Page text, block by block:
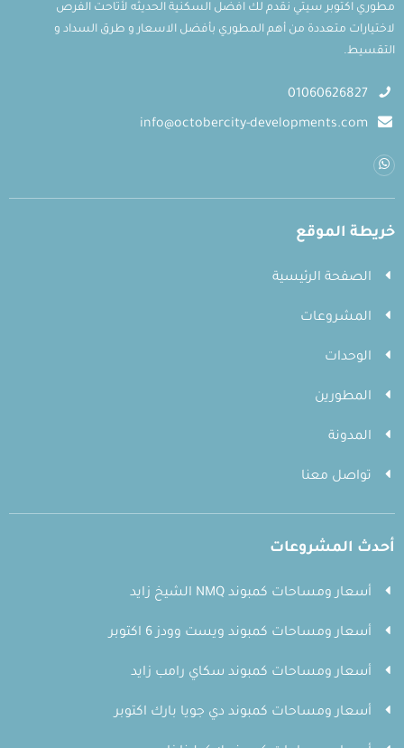
مطوري اكتوبر سيتي نقدم لك افضل السكنية الحديثه لأتاحت الفرص
لاختيارات متعددة من أهم المطوري بأفضل الاسعار و طرق السداد و
التقسيط.
01060626827
info@octobercity-developments.com
خريطة الموقع
الصفحة الرئيسية
المشروعات
الوحدات
المطورين
المدونة
تواصل معنا
أحدث المشروعات
أسعار ومساحات كمبوند NMQ الشيخ زايد
أسعار ومساحات كمبوند ويست وودز 6 اكتوبر
أسعار ومساحات كمبوند سكاي رامب زايد
أسعار ومساحات كمبوند دي جويا بارك اكتوبر